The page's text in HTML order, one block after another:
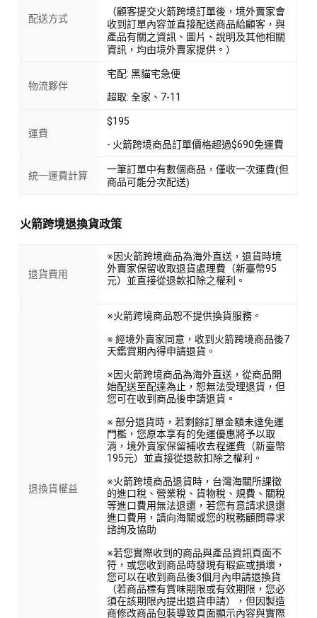
配送方式
（顧客提交火箭跨境訂單後，境外賣家會
收到訂單內容並直接配送商品給顧客，與
產品有關之資訊、圖片、說明及其他相關
資訊，均由境外賣家提供。）
物流夥伴
宅配: 黑貓宅急便
超取: 全家、7-11
運費
$195
- 火箭跨境商品訂單價格超過$690免運費
統一運費計算
一筆訂單中有數個商品，僅收一次運費(但
商品可能分次配送)
火箭跨境退換貨政策
退貨費用
※因火箭跨境商品為海外直送，退貨時境
外賣家保留收取退貨處理費（新臺幣95
元）並直接從退款扣除之權利。
退換貨權益
※火箭跨境商品恕不提供換貨服務。
※ 經境外賣家同意，收到火箭跨境商品後7
天鑑賞期內得申請退貨。
※因火箭跨境商品為海外直送，從商品開
始配送至配達為止，恕無法受理退貨，但
您可在收到商品後申請退貨。
※ 部分退貨時，若剩餘訂單金額未達免運
門檻，您原本享有的免運優惠將予以取
消，境外賣家保留補收去程運費（新臺幣
195元）並直接從退款扣除之權利。
※火箭跨境商品退貨時，台灣海關所課徵
的進口稅、營業稅、貨物稅、規費、關稅
等進口費用無法退還，若您有意請求退還
進口費用，請向海關或您的稅務顧問尋求
諮詢及協助
※若您實際收到的商品與產品資訊頁面不
符，或您收到商品時發現有瑕疵或損壞，
您可以在收到商品後3個月內申請退換貨
（若商品標有賞味期限或有效期限，您必
須在該期限內提出退貨申請），但因製造
商修改商品包裝導致頁面顯示內容與實際